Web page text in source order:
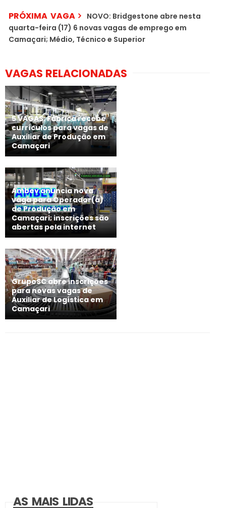
PRÓXIMA VAGA
NOVO: Bridgestone abre nesta
quarta-feira (17) 6 novas vagas de emprego em
Camaçari; Médio, Técnico e Superior
VAGAS RELACIONADAS
5 VAGAS: Fábrica recebe
currículos para vagas de
Auxiliar de Produção em
Camaçari
Ambev anuncia nova
vaga para Operador(a)
de Produção em
Camaçari; inscrições são
abertas pela internet
GrupoSC abre inscrições
para novas vagas de
Auxiliar de Logística em
Camaçari
AS MAIS LIDAS